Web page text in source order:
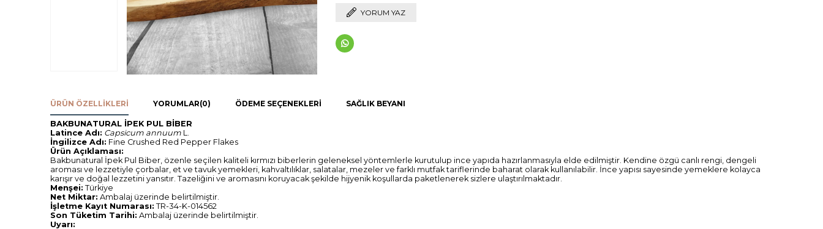
YORUM YAZ
ÜRÜN ÖZELLIKLERI YORUMLAR(0) ÖDEME SEÇENEKLERI SAĞLIK BEYANI
BAKBUNATURAL İPEK PUL BİBER
Latince Adı: Capsicum annuum L.
İngilizce Adı: Fine Crushed Red Pepper Flakes
Ürün Açıklaması:
Bakbunatural İpek Pul Biber, özenle seçilen kaliteli kırmızı biberlerin geleneksel yöntemlerle kurutulup ince yapıda hazırlanmasıyla elde edilmiştir. Kendine özgü canlı rengi, dengeli
aroması ve lezzetiyle çorbalar, et ve tavuk yemekleri, kahvaltılıklar, salatalar, mezeler ve farklı mutfak tariflerinde baharat olarak kullanılabilir. İnce yapısı sayesinde yemeklere kolayca
karışır ve doğal lezzetini yansıtır. Tazeliğini ve aromasını koruyacak şekilde hijyenik koşullarda paketlenerek sizlere ulaştırılmaktadır.
Menşei: Türkiye
Net Miktar: Ambalaj üzerinde belirtilmiştir.
İşletme Kayıt Numarası: TR-34-K-014562
Son Tüketim Tarihi: Ambalaj üzerinde belirtilmiştir.
Uyarı: